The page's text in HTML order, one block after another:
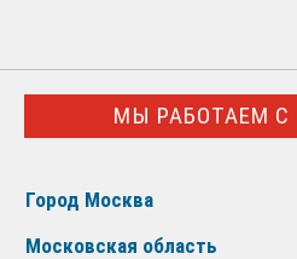
МЫ РАБОТАЕМ С
Город Москва
Московская область